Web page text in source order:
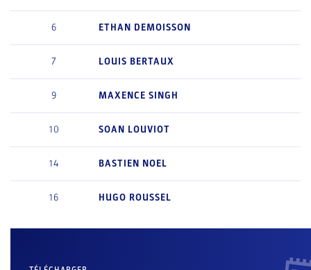
6 ETHAN DEMOISSON
7 LOUIS BERTAUX
9 MAXENCE SINGH
10 SOAN LOUVIOT
14 BASTIEN NOEL
16 HUGO ROUSSEL